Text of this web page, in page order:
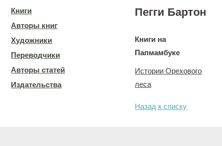
Книги
Авторы книг
Художники
Переводчики
Авторы статей
Издательства
Пегги Бартон
Книги на
Папмамбуке
Истории Орехового
леса
Назад к списку